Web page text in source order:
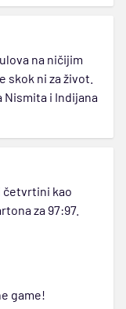
na ničijim
skok ni za život.
Nismita i Indijana
četvrtini kao
za 97:97.
game!